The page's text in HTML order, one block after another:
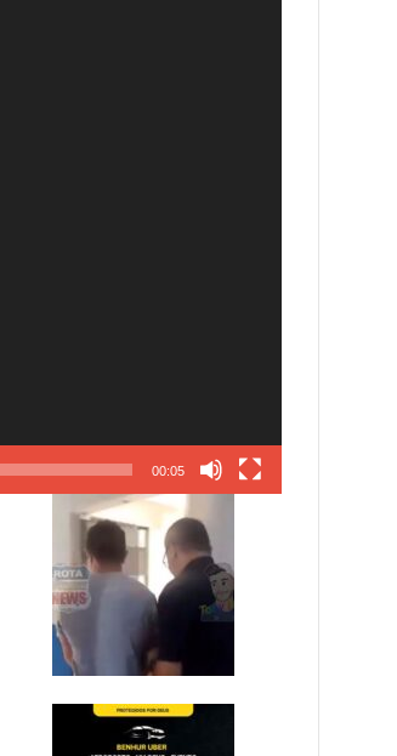
00:05